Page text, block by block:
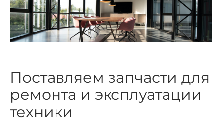
Поставляем запчасти для
ремонта и эксплуатации
техники